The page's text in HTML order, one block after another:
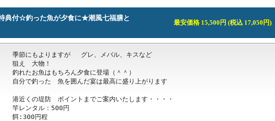
典付☆釣った魚が夕食に★潮風七福膳と
最安価格 15,500円 (税込 17,050円)
季節にもよりますが　 グレ、メバル、キスなど
狙え　大物！
釣れたお魚はもちろん夕食に登場（＾＾）
自分で釣った　魚を囲んだ宴は最高に盛り上がります
港近くの堤防　ポイントまでご案内いたします・・・・
竿レンタル：500円
餌:300円程